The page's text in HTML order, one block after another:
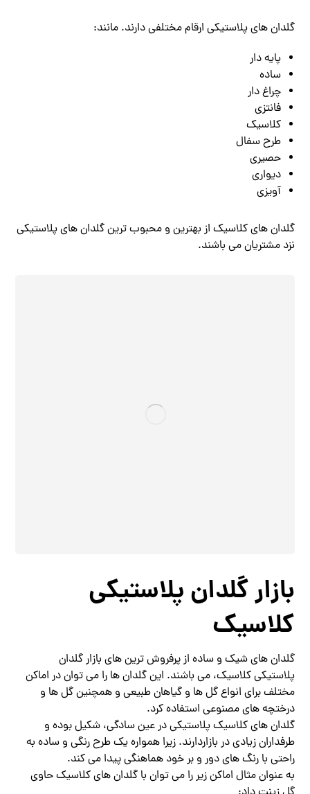
گلدان های پلاستیکی ارقام مختلفی دارند. مانند:
پایه دار
ساده
چراغ دار
فانتزی
کلاسیک
طرح سفال
حصیری
دیواری
آویزی
گلدان های کلاسیک از بهترین و محبوب ترین گلدان های پلاستیکی
نزد مشتریان می باشند.
بازار گلدان پلاستیکی
کلاسیک
گلدان های شیک و ساده از پرفروش ترین های بازار گلدان
پلاستیکی کلاسیک، می باشند. این گلدان ها را می توان در اماکن
مختلف برای انواع گل ها و گیاهان طبیعی و همچنین گل ها و
درختچه های مصنوعی استفاده کرد.
گلدان های کلاسیک پلاستیکی در عین سادگی، شکیل بوده و
طرفداران زیادی در بازاردارند. زیرا همواره یک طرح رنگی و ساده به
راحتی با رنگ های دور و بر خود هماهنگی پیدا می کند.
به عنوان مثال اماکن زیر را می توان با گلدان های کلاسیک حاوی